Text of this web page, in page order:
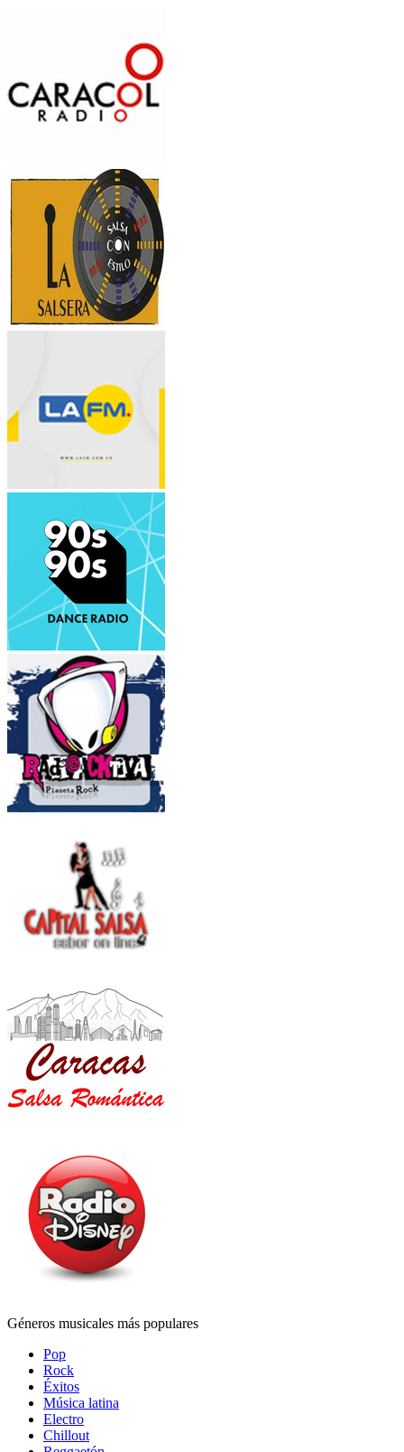
Géneros musicales más populares
Pop
Rock
Éxitos
Música latina
Electro
Chillout